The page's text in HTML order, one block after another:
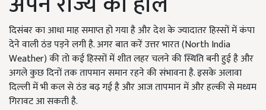
दिसंबर का आधा माह समाप्त हो गया है और देश के ज्यादातर हिस्सों में कंपा
देने वाली ठंड पड़ने लगी है. अगर बात करें उत्तर भारत (North India
Weather) की तो कई हिस्सों में शीत लहर चलने की स्थिति बनी हुई है और
अगले कुछ दिनों तक तापमान समान रहने की संभावना है. इसके अलावा
दिल्ली में भी कल से ठंड बढ़ गई है और आज तापमान में और हल्की से मध्यम
गिरावट आ सकती है.